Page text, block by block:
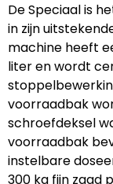
De Speciaal is
in zijn
machine heeft
liter en wordt
voorraadbak
schroefdeksel
voorraadbak
instelbare
300 kg fijn zaad